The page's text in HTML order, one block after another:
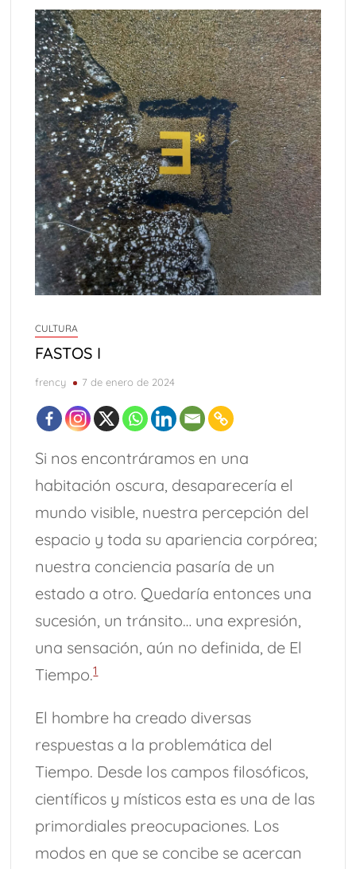
CULTURA
FASTOS I
frency 7 de enero de 2024
Si nos encontráramos en una
habitación oscura, desaparecería el
mundo visible, nuestra percepción del
espacio y toda su apariencia corpórea;
nuestra conciencia pasaría de un
estado a otro. Quedaría entonces una
sucesión, un tránsito… una expresión,
una sensación, aún no definida, de El
Tiempo.1
El hombre ha creado diversas
respuestas a la problemática del
Tiempo. Desde los campos filosóficos,
científicos y místicos esta es una de las
primordiales preocupaciones. Los
modos en que se concibe se acercan